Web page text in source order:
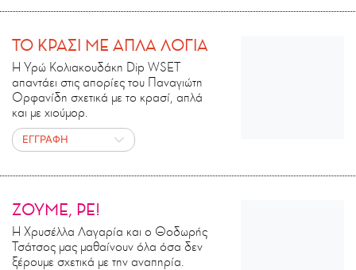
ΤΟ ΚΡΑΣΙ ΜΕ ΑΠΛΑ ΛΟΓΙΑ
Η Υρώ Κολιακουδάκη Dip WSET
απαντάει στις απορίες του Παναγιώτη
Ορφανίδη σχετικά με το κρασί, απλά
και με χιούμορ.
ΕΓΓΡΑΦΗ
ΖΟΥΜΕ, ΡΕ!
Η Χρυσέλλα Λαγαρία και ο Θοδωρής
Τσάτσος μας μαθαίνουν όλα όσα δεν
ξέρουμε σχετικά με την αναπηρία.